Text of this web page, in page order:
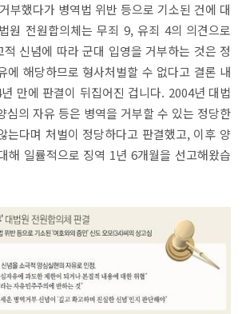
부했다가 병역법 위반 등으로 기소된 건에 대
원 전원합의체는 무죄 9, 유죄 4의 의견으로
적 신념에 따라 군대 입영을 거부하는 것은 정
에 해당하므로 형사처벌할 수 없다고 결론 내
만에 판결이 뒤집어진 겁니다. 2004년 대법
심의 자유 등은 병역을 거부할 수 있는 정당한
는다며 처벌이 정당하다고 판결했고, 이후 양
해 일률적으로 징역 1년 6개월을 선고해왔습